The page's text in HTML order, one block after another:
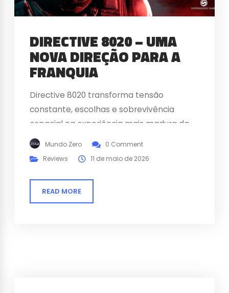
DIRECTIVE 8020 – UMA
NOVA DIREÇÃO PARA A
FRANQUIA
Directive 8020 transforma tensão
constante, escolhas e sobrevivência
espacial na experiência mais madura da
série Dark Pictures.
Mundo Zero
0 Comment
Reviews
11 de maio de 2026
READ MORE